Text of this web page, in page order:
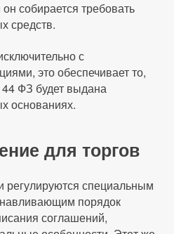
он собирается требовать
средств.
с
это обеспечивает то,
44 ФЗ будет выдана
основаниях.
для торгов
регулируются специальным
порядок
соглашений,